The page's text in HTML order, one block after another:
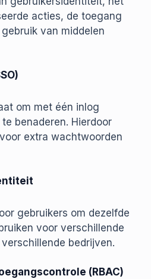
acties, de toegang
van middelen
om met één inlog
benaderen. Hierdoor
extra wachtwoorden
gebruikers om dezelfde
voor verschillende
bedrijven.
(RBAC)